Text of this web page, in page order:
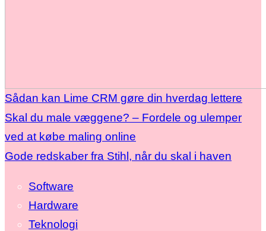
Sådan kan Lime CRM gøre din hverdag lettere
Skal du male væggene? – Fordele og ulemper
ved at købe maling online
Gode redskaber fra Stihl, når du skal i haven
Software
Hardware
Teknologi